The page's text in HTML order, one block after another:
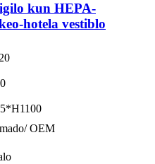
kun HEPA-
hotela vestiblo
OEM